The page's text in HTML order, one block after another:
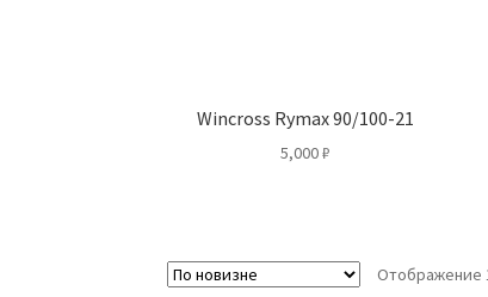
Wincross Rymax 90/100-21
5,000₽
Отображение